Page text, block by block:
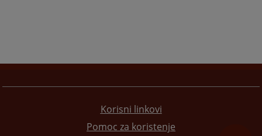
Korisni linkovi
Pomoc za koristenje